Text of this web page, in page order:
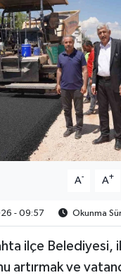
A- A+
- 09:57 Okunma
ilçe Belediyesi,
artırmak ve